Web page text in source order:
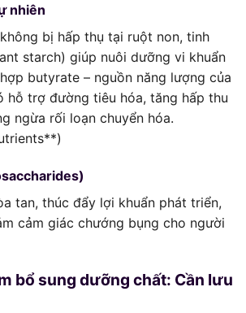
nhiên
bị hấp thụ tại ruột non, tinh
starch) giúp nuôi dưỡng vi khuẩn
butyrate – nguồn năng lượng của
hỗ trợ đường tiêu hóa, tăng hấp thu
ngừa rối loạn chuyển hóa.
tan, thúc đẩy lợi khuẩn phát triển,
cảm giác chướng bụng cho người
bổ sung dưỡng chất: Cần lưu